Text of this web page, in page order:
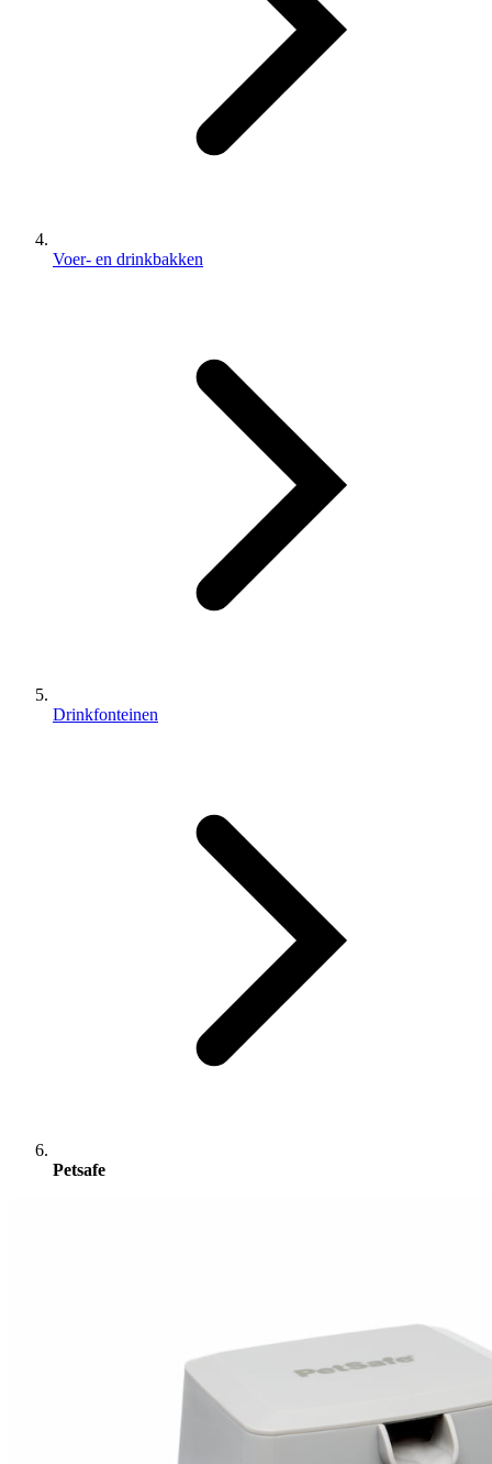
Voer- en drinkbakken
Drinkfonteinen
Petsafe